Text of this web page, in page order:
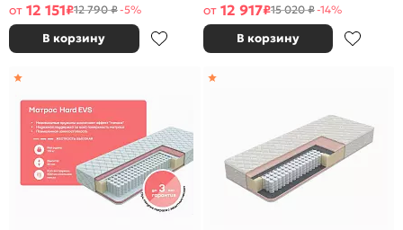
от 12 151₽12 790 ₽-5%
В корзину
от 12 917₽15 020 ₽-14%
В корзину